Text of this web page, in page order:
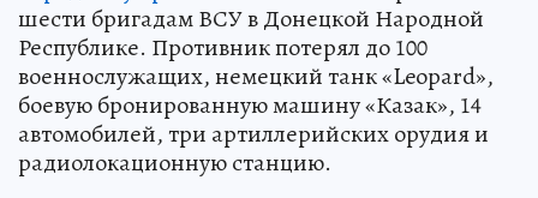
шести бригадам ВСУ в Донецкой Народной
Республике. Противник потерял до 100
военнослужащих, немецкий танк «Leopard»,
боевую бронированную машину «Казак», 14
автомобилей, три артиллерийских орудия и
радиолокационную станцию.